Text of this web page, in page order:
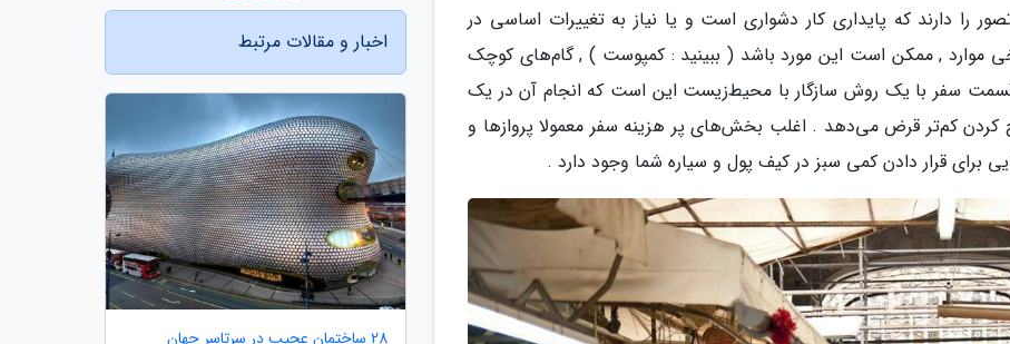
را دارند که پایداری کار دشواری است و یا نیاز به تغییرات اساسی در
موارد , ممکن است این مورد باشد ( ببینید : کمپوست ) , گام‌های کوچک
قسمت سفر با یک روش سازگار با محیط‌زیست این است که انجام آن در یک
کم‌تر قرض می‌دهد . اغلب بخش‌های پر هزینه سفر معمولا پروازها و
برای قرار دادن کمی سبز در کیف پول و سیاره شما وجود دارد .
اخبار و مقالات مرتبط
28 ساختمان عجیب در سرتاسر جهان